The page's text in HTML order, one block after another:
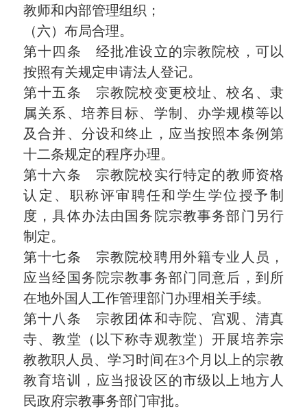
教师和内部管理组织；
（六）布局合理。
第十四条 经批准设立的宗教院校，可以
按照有关规定申请法人登记。
第十五条 宗教院校变更校址、校名、隶
属关系、培养目标、学制、办学规模等以
及合并、分设和终止，应当按照本条例第
十二条规定的程序办理。
第十六条 宗教院校实行特定的教师资格
认定、职称评审聘任和学生学位授予制
度，具体办法由国务院宗教事务部门另行
制定。
第十七条 宗教院校聘用外籍专业人员，
应当经国务院宗教事务部门同意后，到所
在地外国人工作管理部门办理相关手续。
第十八条 宗教团体和寺院、宫观、清真
寺、教堂（以下称寺观教堂）开展培养宗
教教职人员、学习时间在3个月以上的宗教
教育培训，应当报设区的市级以上地方人
民政府宗教事务部门审批。